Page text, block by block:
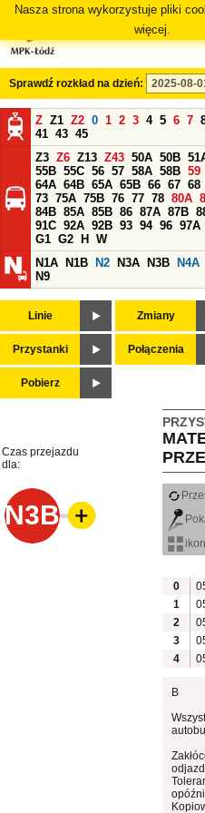
Nasza strona wykorzystuje pliki
więcej.
Sprawdź rozkład na dzień:
Z Z1 Z2 0 1 2 3 4 5 6 7
41 43 45
Z3 Z6 Z13 Z43 50A 50B
55B 55C 56 57 58A 58B 59
64A 64B 65A 65B 66 67 68
73 75A 75B 76 77 78 80A
84B 85A 85B 86 87A 87B
91C 92A 92B 93 94 96 97A
G1 G2 H
W
N1A
N1B N2 N3A N3B N4A
N9
Linie Zmiany
Przystanki Połączenia
Pobierz
Czas przejazdu
dla:
N3B
0
1
2
3
4
B